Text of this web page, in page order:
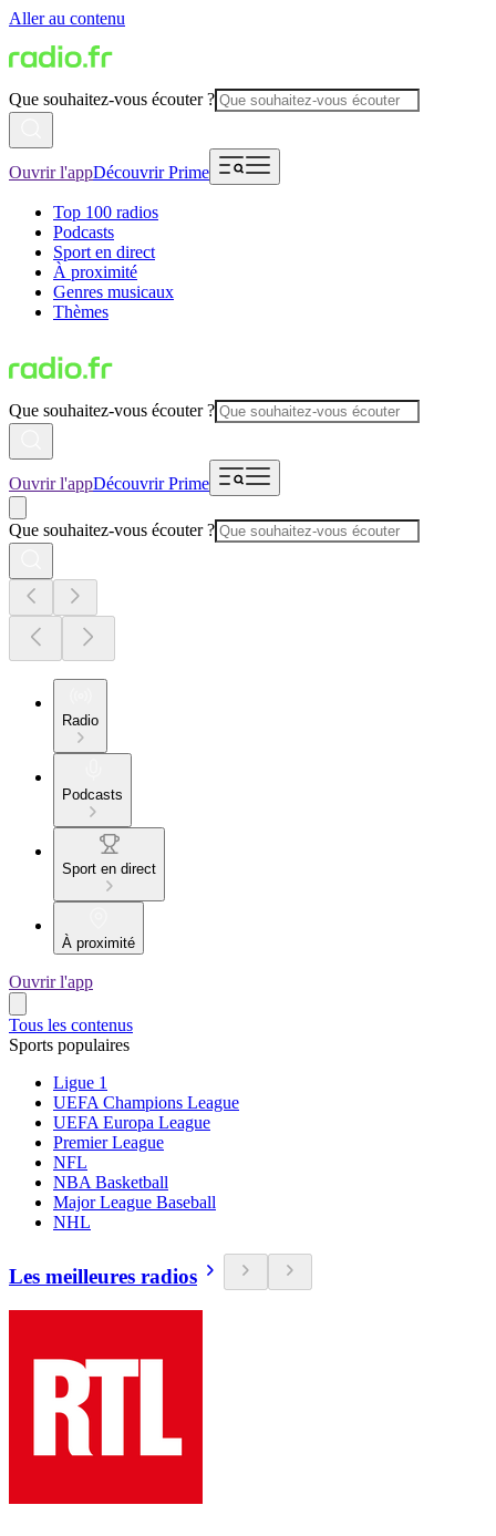
Aller au contenu
Que souhaitez-vous écouter ?
Ouvrir l'appDécouvrir Prime
Top 100 radios
Podcasts
Sport en direct
À proximité
Genres musicaux
Thèmes
Que souhaitez-vous écouter ?
Ouvrir l'appDécouvrir Prime
Que souhaitez-vous écouter ?
Radio
Podcasts
Sport en direct
À proximité
Ouvrir l'app
Tous les contenus
Sports populaires
Ligue 1
UEFA Champions League
UEFA Europa League
Premier League
NFL
NBA Basketball
Major League Baseball
NHL
Les meilleures radios